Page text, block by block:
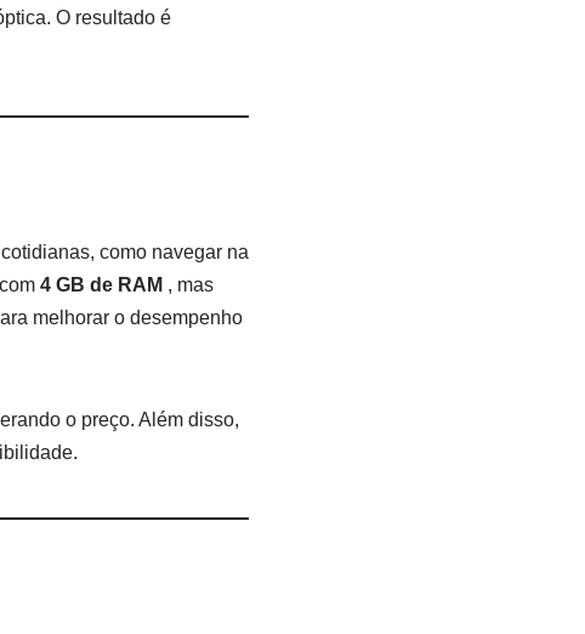
O resultado é
como navegar na
4 GB de RAM , mas
melhorar o desempenho
o preço. Além disso,